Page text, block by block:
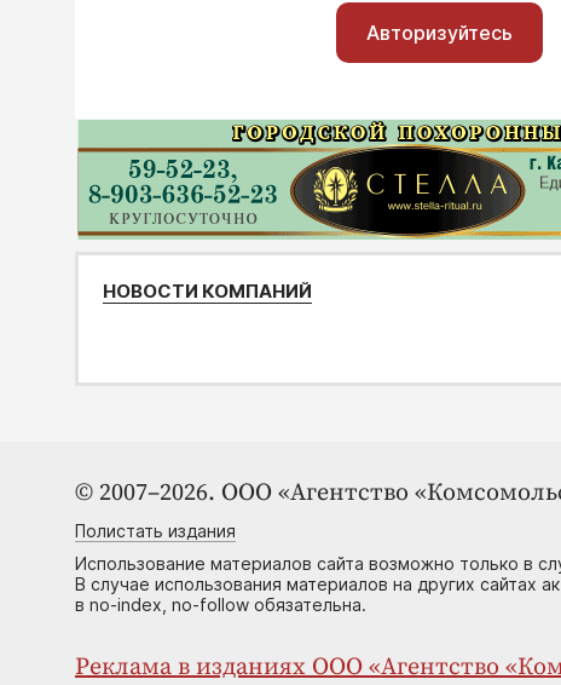
Авторизуйтесь
НОВОСТИ КОМПАНИЙ
© 2007–2026. ООО «Агентство
Полистать издания
Использование материалов сайта возможно только в
В случае использования материалов на других сайтах
в no-index, no-follow обязательна.
Реклама в изданиях ООО «Агентство